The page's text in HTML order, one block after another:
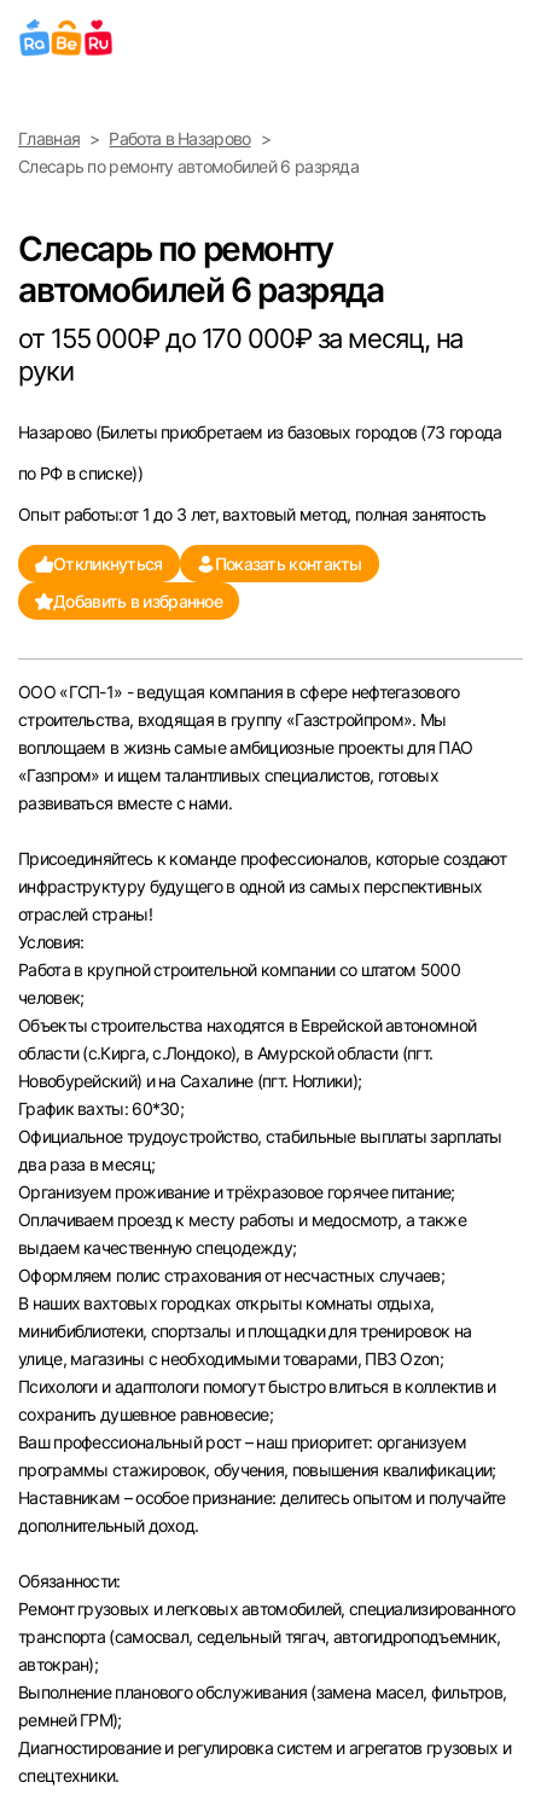
Найти работу Найти сотрудника
Выберите город
Санкт-Петербург
Екатеринбург
Саратов
Казань
Челябинск
Самара
Оренбург
Ульяновск
Курган
Уфа
Главная
Работа в Назарово
Слесарь по ремонту автомобилей 6 разряда
Слесарь по ремонту
автомобилей 6 разряда
от 155 000₽ до 170 000₽ за месяц, на
руки
Назарово (Билеты приобретаем из базовых городов (73 города
по РФ в списке))
Опыт работы:от 1 до 3 лет, вахтовый метод, полная занятость
Откликнуться
Показать контакты
Добавить в избранное
ООО «ГСП-1» - ведущая компания в сфере нефтегазового
строительства, входящая в группу «Газстройпром». Мы
воплощаем в жизнь самые амбициозные проекты для ПАО
«Газпром» и ищем талантливых специалистов, готовых
развиваться вместе с нами.
Присоединяйтесь к команде профессионалов, которые создают
инфраструктуру будущего в одной из самых перспективных
отраслей страны!
Условия:
Работа в крупной строительной компании со штатом 5000
человек;
Объекты строительства находятся в Еврейской автономной
области (с.Кирга, с.Лондоко), в Амурской области (пгт.
Новобурейский) и на Сахалине (пгт. Ноглики);
График вахты: 60*30;
Официальное трудоустройство, стабильные выплаты зарплаты
два раза в месяц;
Организуем проживание и трёхразовое горячее питание;
Оплачиваем проезд к месту работы и медосмотр, а также
выдаем качественную спецодежду;
Оформляем полис страхования от несчастных случаев;
В наших вахтовых городках открыты комнаты отдыха,
минибиблиотеки, спортзалы и площадки для тренировок на
улице, магазины с необходимыми товарами, ПВЗ Ozon;
Психологи и адаптологи помогут быстро влиться в коллектив и
сохранить душевное равновесие;
Ваш профессиональный рост – наш приоритет: организуем
программы стажировок, обучения, повышения квалификации;
Наставникам – особое признание: делитесь опытом и получайте
дополнительный доход.
Обязанности:
Ремонт грузовых и легковых автомобилей, специализированного
транспорта (самосвал, седельный тягач, автогидроподъемник,
автокран);
Выполнение планового обслуживания (замена масел, фильтров,
ремней ГРМ);
Диагностирование и регулировка систем и агрегатов грузовых и
спецтехники.